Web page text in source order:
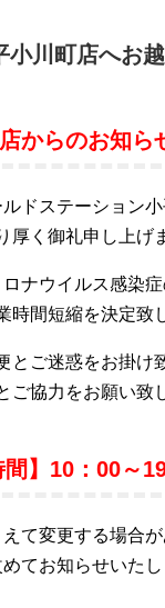
小川町店へ
からのお知ら
ドステーション
厚く御礼申し上げ
ナウイルス感染
時間短縮を決定致
とご迷惑をお掛け
ご協力をお願い致
】10：00～
て変更する場合が
てお知らせいたし